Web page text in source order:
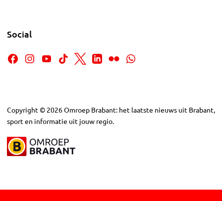
Social
Copyright © 2026Omroep Brabant: het laatste nieuws uit Brabant,
sport en informatie uit jouw regio.